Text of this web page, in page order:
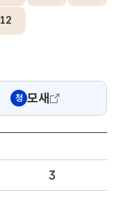
12
청 모새
3